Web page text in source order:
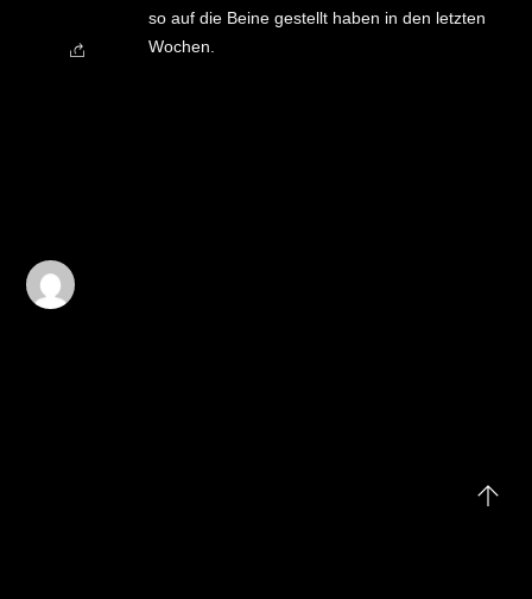
so auf die Beine gestellt haben in den letzten
Wochen.